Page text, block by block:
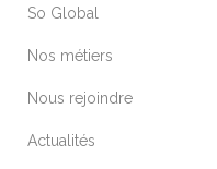
So Global
Nos métiers
Nous rejoindre
Actualités